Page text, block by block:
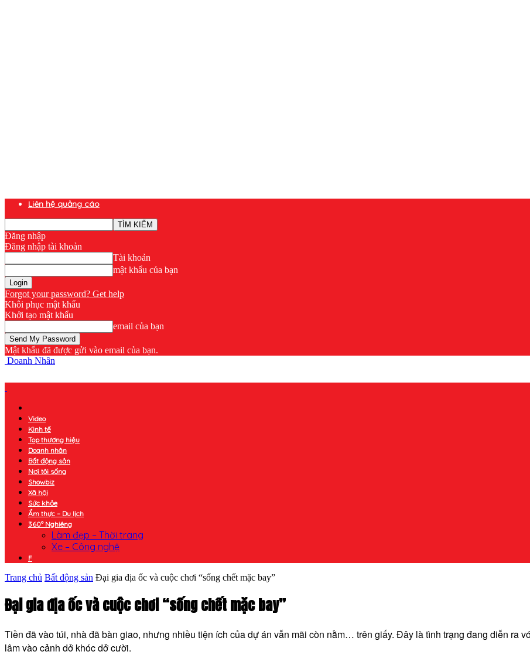
Liên hệ quảng cáo
Đăng nhập
Đăng nhập tài khoản
Tài khoản
mật khẩu của bạn
Forgot your password? Get help
Khôi phục mật khẩu
Khởi tạo mật khẩu
email của bạn
Mật khẩu đã được gửi vào email của bạn.
Doanh Nhân
Video
Kinh tế
Top thương hiệu
Doanh nhân
Bất động sản
Nơi tôi sống
Showbiz
Xã hội
Sức khỏe
Ẩm thực – Du lịch
360° Nghiêng
Làm đẹp – Thời trang
Xe – Công nghệ
F
Trang chủ Bất động sản Đại gia địa ốc và cuộc chơi “sống chết mặc bay”
Đại gia địa ốc và cuộc chơi “sống chết mặc bay”
Tiền đã vào túi, nhà đã bàn giao, nhưng nhiều tiện ích của dự án vẫn mãi còn nằm… trên giấy. Đây là tình trạng đang diễn ra
lâm vào cảnh dở khóc dở cười.